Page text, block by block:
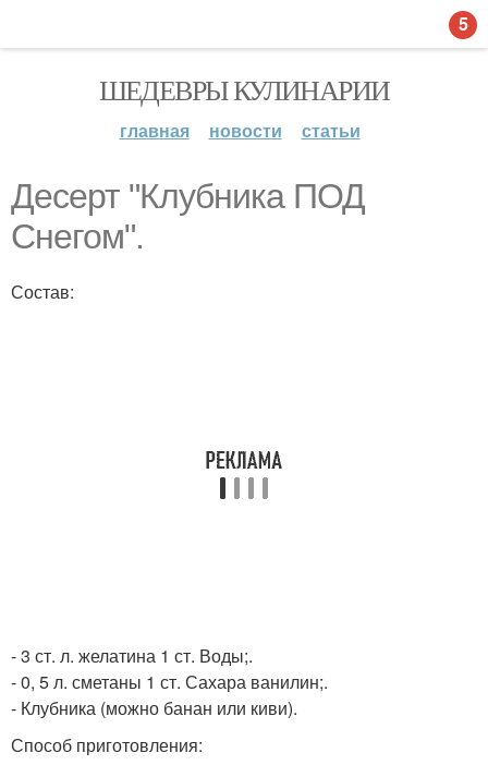
ШЕДЕВРЫ КУЛИНАРИИ
главная новости статьи
Десерт "Клубника ПОД
Снегом".
Состав:
- 3 ст. л. желатина 1 ст. Воды;.
- 0, 5 л. сметаны 1 ст. Сахара ванилин;.
- Клубника (можно банан или киви).
Способ приготовления:
5